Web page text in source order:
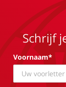
Schrijf
Voornaam*